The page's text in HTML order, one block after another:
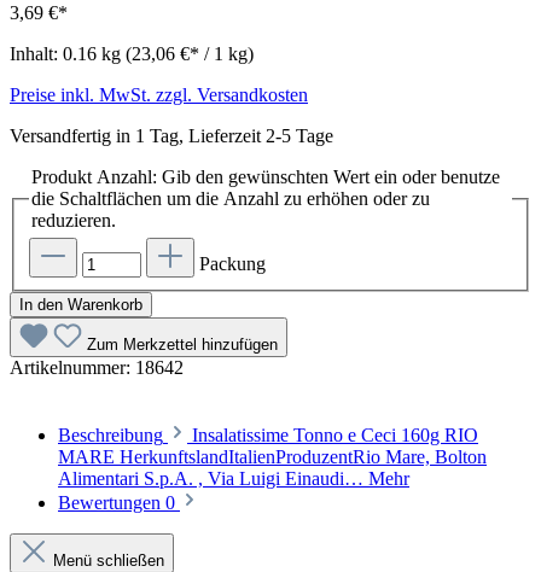
3,69 €*
Inhalt: 0.16 kg (23,06 €* / 1 kg)
Preise inkl. MwSt. zzgl. Versandkosten
Versandfertig in 1 Tag, Lieferzeit 2-5 Tage
Produkt Anzahl: Gib den gewünschten Wert ein oder benutze
die Schaltflächen um die Anzahl zu erhöhen oder zu
reduzieren.
Packung
In den Warenkorb
Zum Merkzettel hinzufügen
Artikelnummer: 18642
Beschreibung
Insalatissime Tonno e Ceci 160g RIO
MARE HerkunftslandItalienProduzentRio Mare, Bolton
Alimentari S.p.A. , Via Luigi Einaudi… Mehr
Bewertungen 0
Menü schließen